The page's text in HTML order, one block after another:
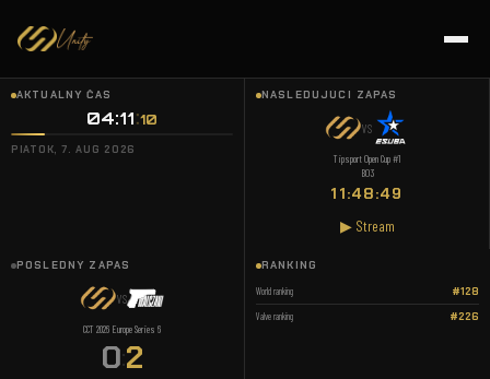
AKTUÁLNY ČAS
04:11 10
PIATOK, 7. AUG 2026
NASLEDUJÚCI ZÁPAS
VS
Tipsport Open Cup #1
BO3
11:48:49
▶ Stream
POSLEDNÝ ZÁPAS
VS
CCT 2026 Europe Series 6
0:2
RANKING
World ranking #128
Valve ranking #226